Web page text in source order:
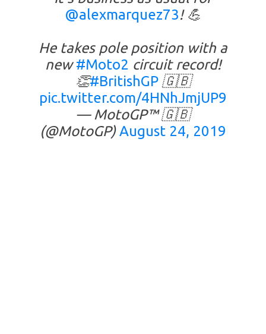
@alexmarquez73! 💪
He takes pole position with a
new#Moto2 circuit record!
👏#BritishGP 🇬🇧
pic.twitter.com/4HNhJmjUP9
— MotoGP™ 🇬🇧
(@MotoGP)August 24, 2019